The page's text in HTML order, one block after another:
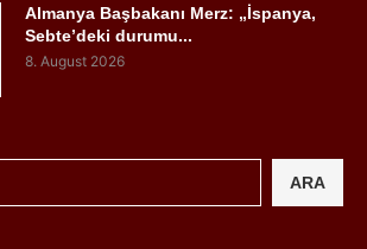
Almanya Başbakanı Merz: „İspanya,
Sebte’deki durumu...
8. August 2026
ARA